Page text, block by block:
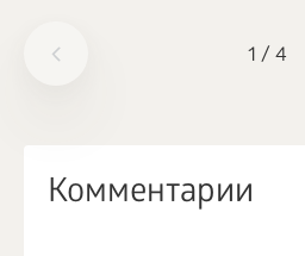
1 / 4
Комментарии